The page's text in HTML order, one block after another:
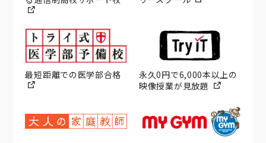
最短距離での医学部合格
永久0円で6,000本以上の
映像授業が見放題